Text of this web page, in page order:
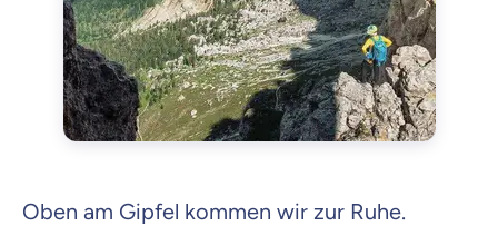
Oben am Gipfel kommen wir zur Ruhe.